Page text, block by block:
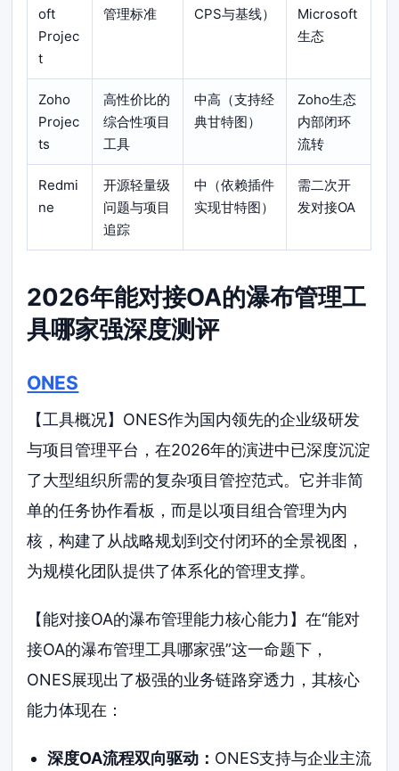
oft
Projec
t
管理标准
CPS与基线）
Microsoft
生态
Zoho
Projec
ts
高性价比的
综合性项目
工具
中高（支持经
典甘特图）
Zoho生态
内部闭环
流转
Redmi
ne
开源轻量级
问题与项目
追踪
中（依赖插件
实现甘特图）
需二次开
发对接OA
2026年能对接OA的瀑布管理工
具哪家强深度测评
ONES
【工具概况】ONES作为国内领先的企业级研发
与项目管理平台，在2026年的演进中已深度沉淀
了大型组织所需的复杂项目管控范式。它并非简
单的任务协作看板，而是以项目组合管理为内
核，构建了从战略规划到交付闭环的全景视图，
为规模化团队提供了体系化的管理支撑。
【能对接OA的瀑布管理能力核心能力】在“能对
接OA的瀑布管理工具哪家强”这一命题下，
ONES展现出了极强的业务链路穿透力，其核心
能力体现在：
深度OA流程双向驱动： ONES支持与企业主流